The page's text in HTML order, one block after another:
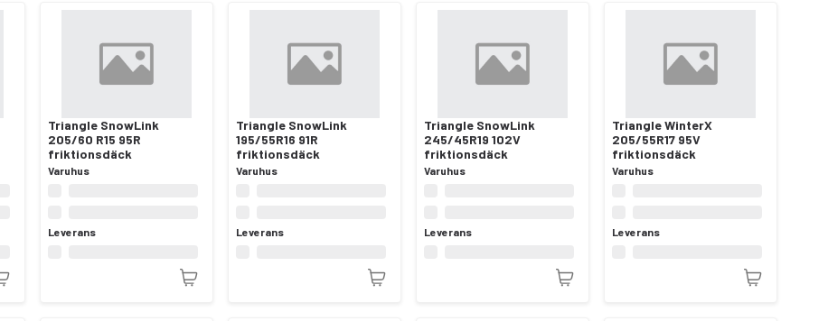
Triangle SnowLink
205/60 R15 95R
friktionsdäck
Varuhus
Leverans
Triangle SnowLink
195/55R16 91R
friktionsdäck
Varuhus
Leverans
Triangle SnowLink
245/45R19 102V
friktionsdäck
Varuhus
Leverans
Triangle WinterX
205/55R17 95V
friktionsdäck
Varuhus
Leverans